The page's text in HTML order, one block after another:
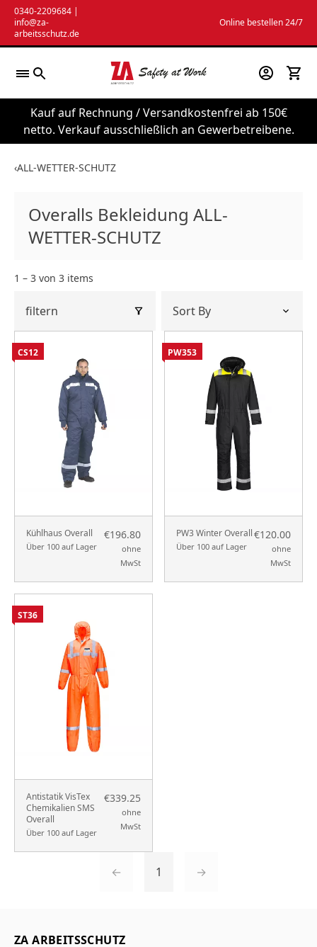
Zum
Inhalt
springen
0340-2209684 |
info@za-
arbeitsschutz.de
Online bestellen 24/7
Kauf auf Rechnung / Versandkostenfrei ab 150€
netto. Verkauf ausschließlich an Gewerbetreibene.
‹ALL-WETTER-SCHUTZ
Overalls Bekleidung ALL-
WETTER-SCHUTZ
1 – 3 von 3 items
filtern
Kühlhaus Overall
Über 100 auf Lager
€196.80
ohne
MwSt
CS12
PW3 Winter Overall
Über 100 auf Lager
€120.00
ohne
MwSt
PW353
Antistatik VisTex
Chemikalien SMS
Overall
Über 100 auf Lager
€339.25
ohne
MwSt
ST36
← 1 →
ZA ARBEITSSCHUTZ